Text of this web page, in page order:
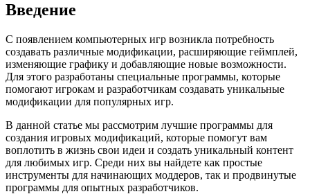
Введение
С появлением компьютерных игр возникла потребность
создавать различные модификации, расширяющие геймплей,
изменяющие графику и добавляющие новые возможности.
Для этого разработаны специальные программы, которые
помогают игрокам и разработчикам создавать уникальные
модификации для популярных игр.
В данной статье мы рассмотрим лучшие программы для
создания игровых модификаций, которые помогут вам
воплотить в жизнь свои идеи и создать уникальный контент
для любимых игр. Среди них вы найдете как простые
инструменты для начинающих моддеров, так и продвинутые
программы для опытных разработчиков.